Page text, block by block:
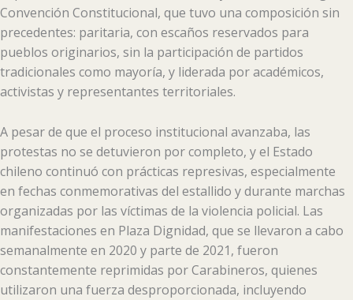
Convención Constitucional, que tuvo una composición sin
precedentes: paritaria, con escaños reservados para
pueblos originarios, sin la participación de partidos
tradicionales como mayoría, y liderada por académicos,
activistas y representantes territoriales.
A pesar de que el proceso institucional avanzaba, las
protestas no se detuvieron por completo, y el Estado
chileno continuó con prácticas represivas, especialmente
en fechas conmemorativas del estallido y durante marchas
organizadas por las víctimas de la violencia policial. Las
manifestaciones en Plaza Dignidad, que se llevaron a cabo
semanalmente en 2020 y parte de 2021, fueron
constantemente reprimidas por Carabineros, quienes
utilizaron una fuerza desproporcionada, incluyendo